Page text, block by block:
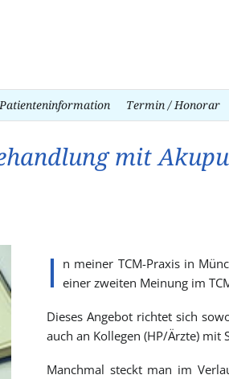
Patienteninformation Termin / Honorar
mit
I n meiner TCM-Praxis in
einer zweiten Meinung im
Dieses Angebot richtet sich
auch an Kollegen (HP/Ärzte) mit
Manchmal steckt man im